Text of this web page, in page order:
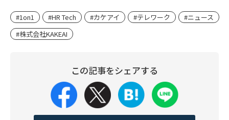
#1on1 #HR Tech #カケアイ #テレワーク
#ニュース
#株式会社KAKEAI
この記事をシェアする